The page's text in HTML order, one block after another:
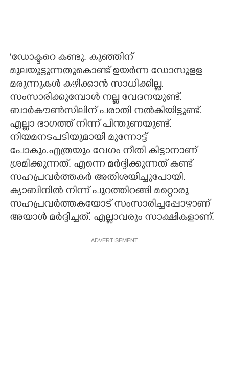
'ഡോക്ടറെ കണ്ടു. കുഞ്ഞിന്
മുലയൂട്ടുന്നതുകൊണ്ട് ഉയർന്ന ഡോസുളള
മരുന്നുകൾ കഴിക്കാൻ സാധിക്കില്ല.
സംസാരിക്കുമ്പോൾ നല്ല വേദനയുണ്ട്.
ബാർകൗൺസിലിന് പരാതി നൽകിയിട്ടുണ്ട്.
എല്ലാ ഭാഗത്ത് നിന്ന് പിന്തുണയുണ്ട്.
നിയമനടപടിയുമായി മുന്നോട്ട്
പോകും.എത്രയും വേഗം നീതി കിട്ടാനാണ്
ശ്രമിക്കുന്നത്. എന്നെ മർദ്ദിക്കുന്നത് കണ്ട്
സഹപ്രവർത്തകർ അതിശയിച്ചുപോയി.
ക്യാബിനിൽ നിന്ന് പുറത്തിറങ്ങി മ​റ്റൊരു
സഹപ്രവർത്തകയോട് സംസാരിച്ചപ്പോഴാണ്
അയാൾ മർദ്ദിച്ചത്. എല്ലാവരും സാക്ഷികളാണ്.
ADVERTISEMENT